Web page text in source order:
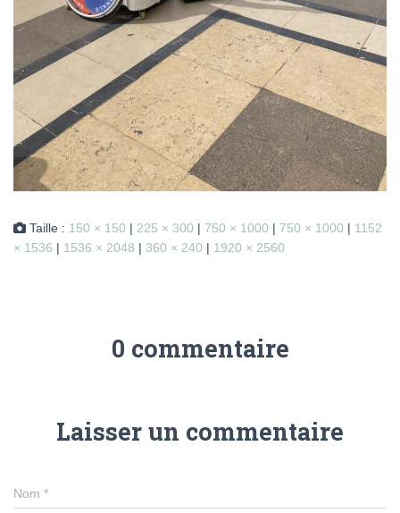
Taille : 150 × 150 | 225 × 300 | 750 × 1000 | 750 × 1000 | 1152
× 1536 | 1536 × 2048 | 360 × 240 | 1920 × 2560
0 commentaire
Laisser un commentaire
Nom *